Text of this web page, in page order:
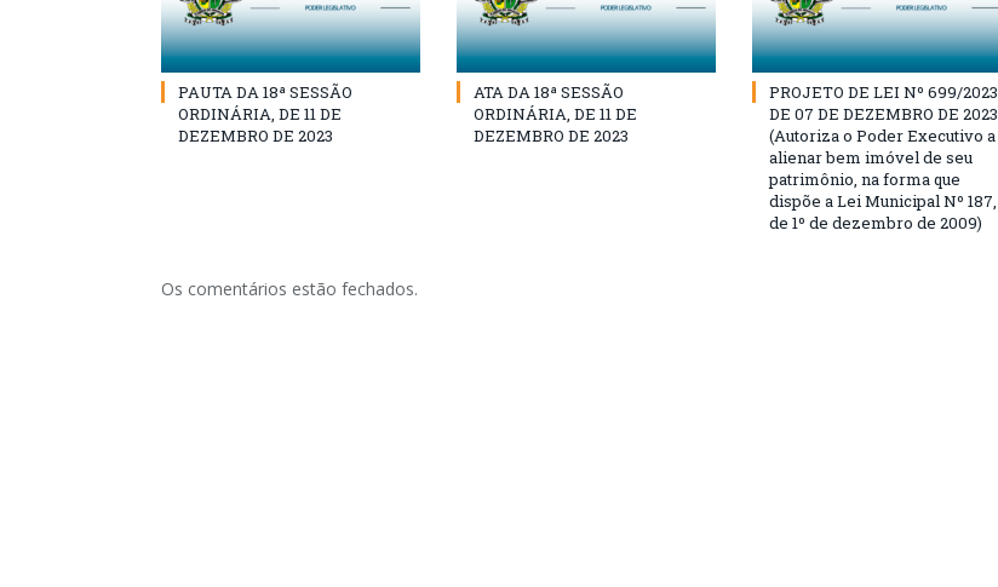
PAUTA DA 18ª SESSÃO
ORDINÁRIA, DE 11 DE
DEZEMBRO DE 2023
ATA DA 18ª SESSÃO
ORDINÁRIA, DE 11 DE
DEZEMBRO DE 2023
PROJETO DE LEI Nº 699/2023,
DE 07 DE DEZEMBRO DE 2023
(Autoriza o Poder Executivo a
alienar bem imóvel de seu
patrimônio, na forma que
dispõe a Lei Municipal Nº 187,
de 1º de dezembro de 2009)
Os comentários estão fechados.